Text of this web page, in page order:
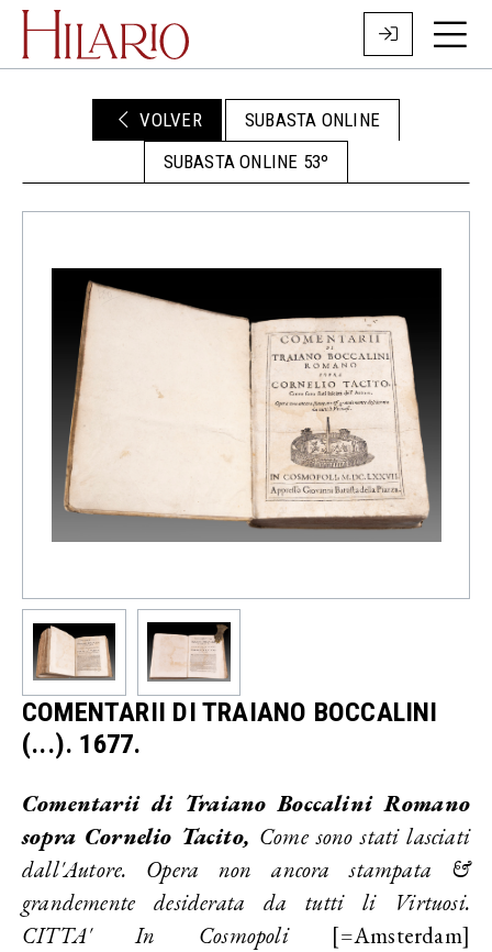
VOLVER
SUBASTA ONLINE
SUBASTA ONLINE 53º
COMENTARII DI TRAIANO BOCCALINI
(...). 1677.
Comentarii di Traiano Boccalini Romano
sopra Cornelio Tacito, Come sono stati lasciati
dall'Autore. Opera non ancora stampata &
grandemente desiderata da tutti li Virtuosi.
CITTA' In Cosmopoli [=Amsterdam]